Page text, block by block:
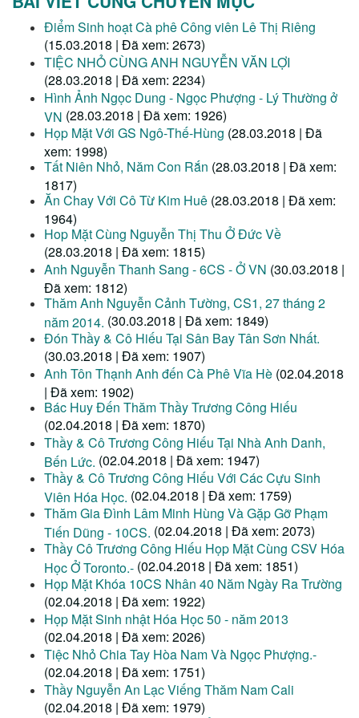
Điểm Sinh hoạt Cà phê Công viên Lê Thị Riêng
(15.03.2018 | Đã xem: 2673)
TIỆC NHỎ CÙNG ANH NGUYỄN VĂN LỢI
(28.03.2018 | Đã xem: 2234)
Hình Ảnh Ngọc Dung - Ngọc Phượng - Lý Thường ở
VN (28.03.2018 | Đã xem: 1926)
Họp Mặt Với GS Ngô-Thế-Hùng (28.03.2018 | Đã
xem: 1998)
Tất Niên Nhỏ, Năm Con Rắn (28.03.2018 | Đã xem:
1817)
Ăn Chay Với Cô Từ Kim Huê (28.03.2018 | Đã xem:
1964)
Hop Mặt Cùng Nguyễn Thị Thu Ở Đức Về
(28.03.2018 | Đã xem: 1815)
Anh Nguyễn Thanh Sang - 6CS - Ở VN (30.03.2018 |
Đã xem: 1812)
Thăm Anh Nguyễn Cảnh Tường, CS1, 27 tháng 2
năm 2014. (30.03.2018 | Đã xem: 1849)
Đón Thầy & Cô Hiếu Tại Sân Bay Tân Sơn Nhất.
(30.03.2018 | Đã xem: 1907)
Anh Tôn Thạnh Anh đến Cà Phê Vĩa Hè (02.04.2018
| Đã xem: 1902)
Bác Huy Đến Thăm Thầy Trương Công Hiếu
(02.04.2018 | Đã xem: 1870)
Thầy & Cô Trương Công Hiếu Tại Nhà Anh Danh,
Bến Lức. (02.04.2018 | Đã xem: 1947)
Thầy & Cô Trương Công Hiếu Với Các Cựu Sinh
Viên Hóa Học. (02.04.2018 | Đã xem: 1759)
Thăm Gia Đình Lâm Minh Hùng Và Gặp Gỡ Phạm
Tiến Dũng - 10CS. (02.04.2018 | Đã xem: 2073)
Thầy Cô Trương Công Hiếu Họp Mặt Cùng CSV Hóa
Học Ở Toronto.- (02.04.2018 | Đã xem: 1851)
Họp Mặt Khóa 10CS Nhân 40 Năm Ngày Ra Trường
(02.04.2018 | Đã xem: 1922)
Họp Mặt Sinh nhật Hóa Học 50 - năm 2013
(02.04.2018 | Đã xem: 2026)
Tiệc Nhỏ Chia Tay Hòa Nam Và Ngọc Phượng.-
(02.04.2018 | Đã xem: 1751)
Thầy Nguyễn An Lạc Viếng Thăm Nam Cali
(02.04.2018 | Đã xem: 1979)